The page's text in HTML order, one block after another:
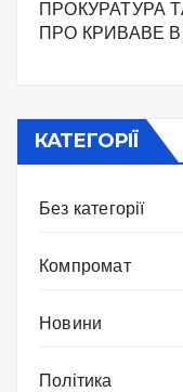
ПРОКУРАТУРА
ПРО КРИВАВЕ
КАТЕГОРІЇ
Без категорії
Компромат
Новини
Політика